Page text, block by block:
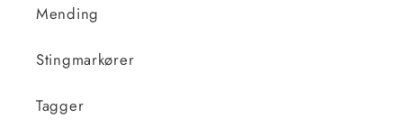
Mending
Stingmarkører
Tagger